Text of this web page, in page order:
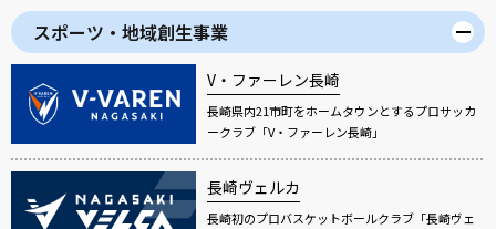
スポーツ・地域創生事業
V・ファーレン長崎
長崎県内21市町をホームタウンとするプロサッカ
ークラブ「V・ファーレン長崎」
長崎ヴェルカ
長崎初のプロバスケットボールクラブ「長崎ヴェ